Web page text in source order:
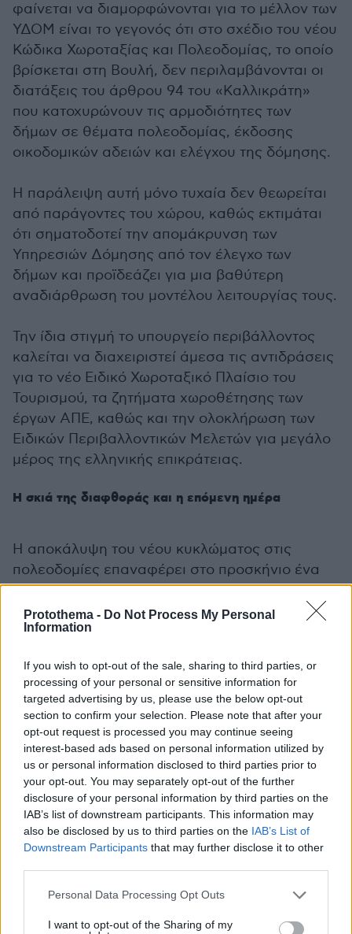
Protothema - Do Not Process My Personal
Information
If you wish to opt-out of the sale, sharing to third parties, or
processing of your personal or sensitive information for
targeted advertising by us, please use the below opt-out
section to confirm your selection. Please note that after your
opt-out request is processed you may continue seeing
interest-based ads based on personal information utilized by
us or personal information disclosed to third parties prior to
your opt-out. You may separately opt-out of the further
disclosure of your personal information by third parties on the
IAB’s list of downstream participants. This information may
also be disclosed by us to third parties on the IAB’s List of
Downstream Participants that may further disclose it to other
Please note that this website/app uses one or more Google
not limited to your visit or usage behaviour. You may click to
Personal Data Processing Opt Outs
I want to opt-out of the Sharing of my
φαίνεται να διαμορφώνονται για το μέλλον των
ΥΔΟΜ είναι το γεγονός ότι στο σχέδιο του νέου
Κώδικα Χωροταξίας και Πολεοδομίας, το οποίο
βρίσκεται στη Βουλή, δεν περιλαμβάνονται οι
διατάξεις του άρθρου 94 του «Καλλικράτη»
που κατοχυρώνουν τις αρμοδιότητες των
δήμων σε θέματα πολεοδομίας, έκδοσης
οικοδομικών αδειών και ελέγχου της δόμησης.
Η παράλειψη αυτή μόνο τυχαία δεν θεωρείται
από παράγοντες του χώρου, καθώς εκτιμάται
ότι σηματοδοτεί την απομάκρυνση των
Υπηρεσιών Δόμησης από τον έλεγχο των
δήμων και προϊδεάζει για μια βαθύτερη
αναδιάρθρωση του μοντέλου λειτουργίας τους.
Την ίδια στιγμή το υπουργείο περιβάλλοντος
καλείται να διαχειριστεί άμεσα τις αντιδράσεις
για το νέο Ειδικό Χωροταξικό Πλαίσιο του
Τουρισμού, τα ζητήματα χωροθέτησης των
έργων ΑΠΕ, καθώς και την ολοκλήρωση των
Ειδικών Περιβαλλοντικών Μελετών για μεγάλο
μέρος της ελληνικής επικράτειας.
Η σκιά της διαφθοράς και η επόμενη ημέρα
Η αποκάλυψη του νέου κυκλώματος στις
πολεοδομίες επαναφέρει στο προσκήνιο ένα
διαχρονικό πρόβλημα της δημόσιας διοίκησης,
αυτό της διαφθοράς και της αθέμιτης επιρροής
στη λήψη αποφάσεων. Παρά τις διαδοχικές
διαδικασιών, φαινόμενα διαπλοκής
εξακολουθούν να εμφανίζονται σε κρίσιμους
τομείς που συνδέονται με τη διαχείριση της
γης, την έκδοση οικοδομικών αδειών και την
υλοποίηση επενδύσεων.
Σοβαρές παρατυπίες και ενδείξεις
αδικαιολόγητου πλουτισμού σε υπαλλήλους
Υπηρεσιών Δόμησης αποκαλύπτουν οι έλεγχοι
της Εθνικής Αρχής Διαφάνειας για τη διετία
Σύμφωνα με τα ευρήματα, σε τρεις